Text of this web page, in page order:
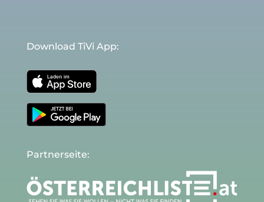
Download TiVi App:
Partnerseite: